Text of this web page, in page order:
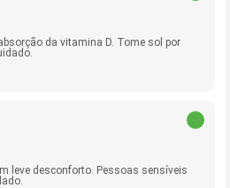
da vitamina D. Tome sol por
leve desconforto. Pessoas sensíveis